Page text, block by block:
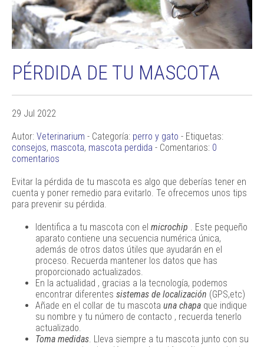
PÉRDIDA DE TU MASCOTA
29 Jul 2022
Autor: Veterinarium - Categoría: perro y gato - Etiquetas:
consejos, mascota, mascota perdida - Comentarios: 0
comentarios
Evitar la pérdida de tu mascota es algo que deberías tener en
cuenta y poner remedio para evitarlo. Te ofrecemos unos tips
para prevenir su pérdida.
Identifica a tu mascota con el microchip . Este pequeño
aparato contiene una secuencia numérica única,
además de otros datos útiles que ayudarán en el
proceso. Recuerda mantener los datos que has
proporcionado actualizados.
En la actualidad , gracias a la tecnología, podemos
encontrar diferentes sistemas de localización (GPS,etc)
Añade en el collar de tu mascota una chapa que indique
su nombre y tu número de contacto , recuerda tenerlo
actualizado.
Toma medidas. Lleva siempre a tu mascota junto con su